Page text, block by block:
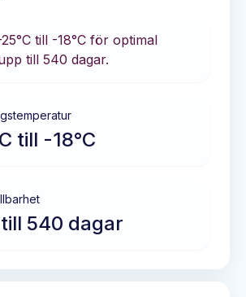
till -18°C för optimal
till 540 dagar.
till -18°C
540 dagar